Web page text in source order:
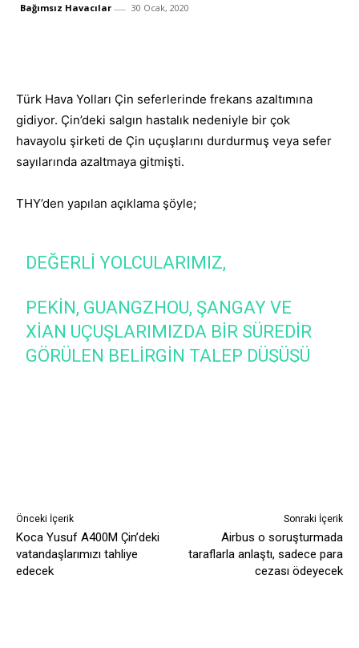
Bağımsız Havacılar 30 Ocak, 2020
Türk Hava Yolları Çin seferlerinde frekans azaltımına
gidiyor. Çin’deki salgın hastalık nedeniyle bir çok
havayolu şirketi de Çin uçuşlarını durdurmuş veya sefer
sayılarında azaltmaya gitmişti.
THY’den yapılan açıklama şöyle;
DEĞERLI YOLCULARIMIZ,
PEKIN, GUANGZHOU, ŞANGAY VE
XIAN UÇUŞLARIMIZDA BIR SÜREDIR
GÖRÜLEN BELIRGIN TALEP DÜŞÜŞÜ
— YAHYA ÜSTÜN (@YHYUSTUN)
JANUARY 30, 2020
Önceki İçerik
Koca Yusuf A400M Çin’deki
vatandaşlarımızı tahliye
edecek
Sonraki İçerik
Airbus o soruşturmada
taraflarla anlaştı, sadece para
cezası ödeyecek